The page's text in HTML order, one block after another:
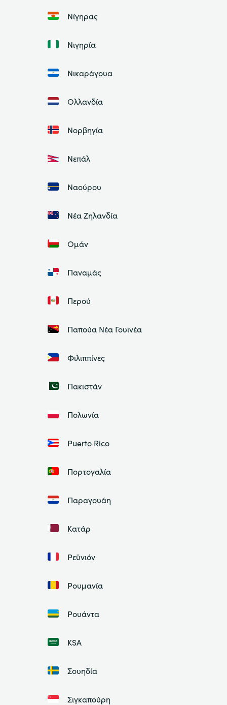
Νίγηρας
Νιγηρία
Νικαράγουα
Ολλανδία
Νορβηγία
Νεπάλ
Ναούρου
Νέα Ζηλανδία
Ομάν
Παναμάς
Περού
Παπούα Νέα Γουινέα
Φιλιππίνες
Πακιστάν
Πολωνία
Puerto Rico
Πορτογαλία
Παραγουάη
Κατάρ
Ρεϋνιόν
Ρουμανία
Ρουάντα
ΚSA
Σουηδία
Σιγκαπούρη